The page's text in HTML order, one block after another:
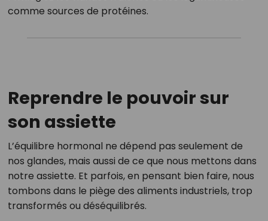
comme sources de protéines.
Reprendre le pouvoir sur
son assiette
L’équilibre hormonal ne dépend pas seulement de
nos glandes, mais aussi de ce que nous mettons dans
notre assiette. Et parfois, en pensant bien faire, nous
tombons dans le piège des aliments industriels, trop
transformés ou déséquilibrés.